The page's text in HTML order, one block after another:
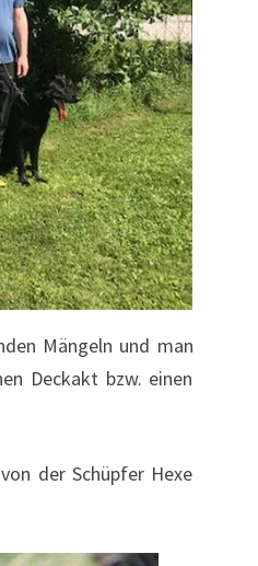
Mängeln und man
Deckakt bzw. einen
der Schüpfer Hexe